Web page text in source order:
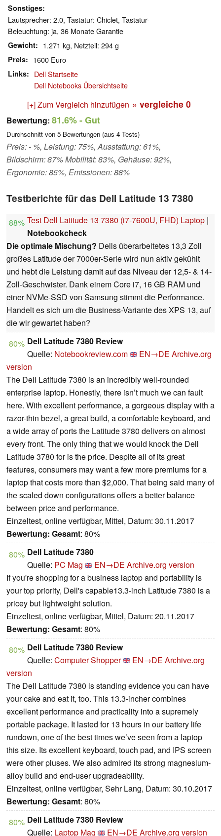
Sonstiges
Lautsprecher: 2.0, Tastatur: Chiclet, Tastatur-
Beleuchtung: ja, 36 Monate Garantie
Gewicht 1.271 kg, Netzteil: 294 g
Preis 1600 Euro
Links
Dell Startseite
Dell Notebooks Übersichtseite
[+] Zum Vergleich hinzufügen » vergleiche 0
Bewertung: 81.6%- Gut
Durchschnitt von 5 Bewertungen (aus 4 Tests)
Preis: - %, Leistung: 75%, Ausstattung: 61%,
Bildschirm: 87% Mobilität: 83%, Gehäuse: 92%,
Ergonomie: 85%, Emissionen: 88%
Testberichte für das Dell Latitude 13 7380
88% Test Dell Latitude 13 7380 (i7-7600U, FHD) Laptop |
Notebookcheck
Die optimale Mischung? Dells überarbeitetes 13,3 Zoll
großes Latitude der 7000er-Serie wird nun aktiv gekühlt
und hebt die Leistung damit auf das Niveau der 12,5- & 14-
Zoll-Geschwister. Dank einem Core i7, 16 GB RAM und
einer NVMe-SSD von Samsung stimmt die Performance.
Handelt es sich um die Business-Variante des XPS 13, auf
die wir gewartet haben?
80% Dell Latitude 7380 Review
Quelle: Notebookreview.com EN→DE Archive.org
version
The Dell Latitude 7380 is an incredibly well-rounded
enterprise laptop. Honestly, there isn’t much we can fault
here. With excellent performance, a gorgeous display with a
razor-thin bezel, a great build, a comfortable keyboard, and
a wide array of ports the Latitude 3780 delivers on almost
every front. The only thing that we would knock the Dell
Latitude 3780 for is the price. Despite all of its great
features, consumers may want a few more premiums for a
laptop that costs more than $2,000. That being said many of
the scaled down configurations offers a better balance
between price and performance.
Einzeltest, online verfügbar, Mittel, Datum: 30.11.2017
Bewertung: Gesamt: 80%
80% Dell Latitude 7380
Quelle: PC Mag EN→DE Archive.org version
If you're shopping for a business laptop and portability is
your top priority, Dell's capable13.3-inch Latitude 7380 is a
pricey but lightweight solution.
Einzeltest, online verfügbar, Mittel, Datum: 20.11.2017
Bewertung: Gesamt: 80%
80% Dell Latitude 7380 Review
Quelle: Computer Shopper EN→DE Archive.org
version
The Dell Latitude 7380 is standing evidence you can have
your cake and eat it, too. This 13.3-incher combines
excellent performance and practicality into a supremely
portable package. It lasted for 13 hours in our battery life
rundown, one of the best times we’ve seen from a laptop
this size. Its excellent keyboard, touch pad, and IPS screen
were other pluses. We also admired its strong magnesium-
alloy build and end-user upgradeability.
Einzeltest, online verfügbar, Sehr Lang, Datum: 30.10.2017
Bewertung: Gesamt: 80%
80% Dell Latitude 7380 Review
Quelle: Laptop Mag EN→DE Archive.org version